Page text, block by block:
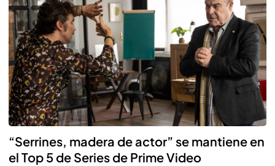
“Serrines, madera de actor” se mantiene en
el Top 5 de Series de Prime Video